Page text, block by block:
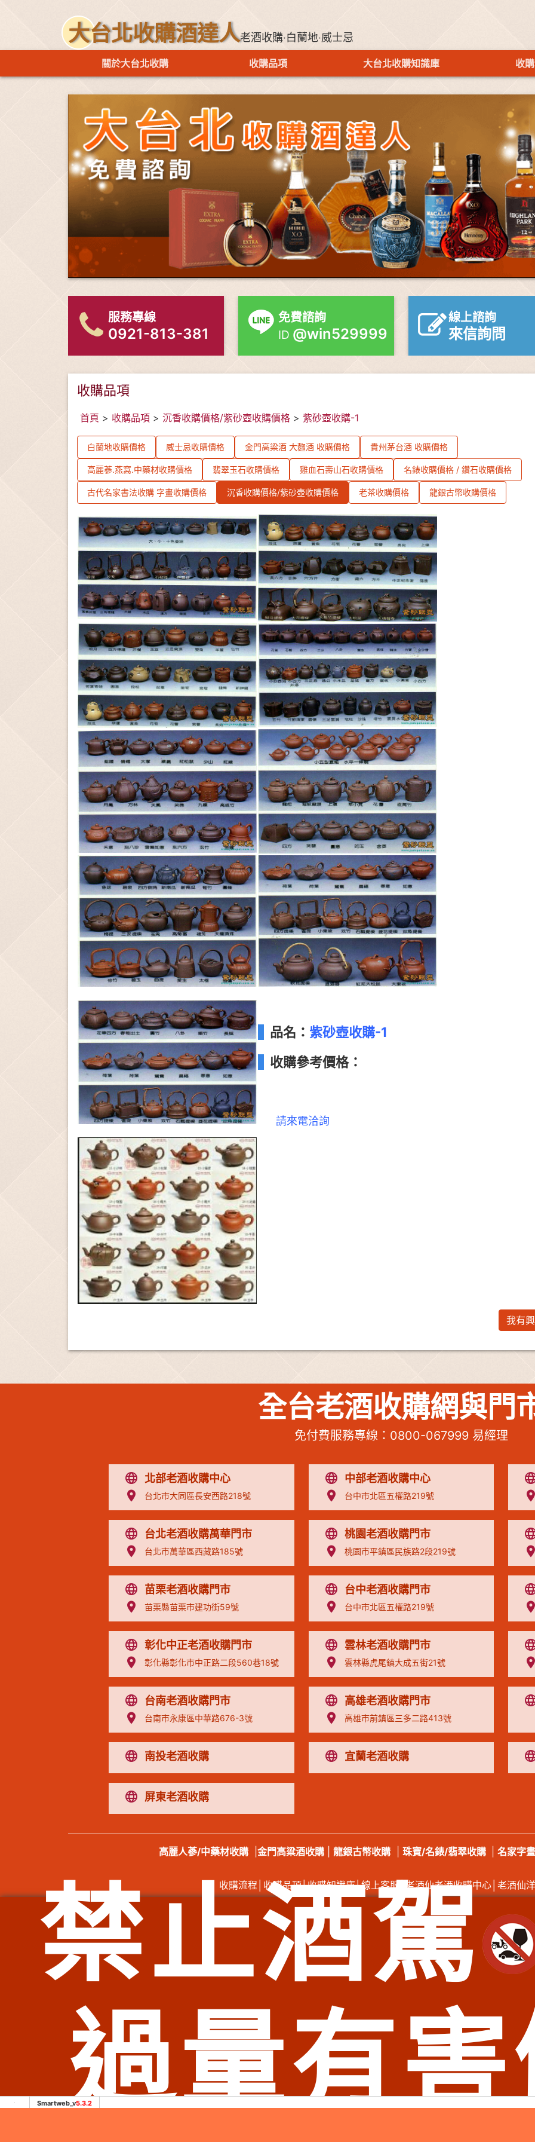
大台北收購酒達人老酒收購‧白蘭地‧威士忌
關於大台北收購 收購品項 大台北收購知識庫 收
服務專線
0921-813-381
免費諮詢
ID @win529999
線上諮詢
來信詢問
收購品項
首頁 > 收購品項 > 沉香收購價格/紫砂壺收購價格 > 紫砂壺收購-1
白蘭地收購價格 威士忌收購價格 金門高粱酒 大麴酒 收購價格 貴州茅台酒 收購價格
高麗蔘.燕窩.中藥材收購價格 翡翠玉石收購價格 雞血石壽山石收購價格 名錶收購價格 / 鑽石收購價格
古代名家書法收購 字畫收購價格 沉香收購價格/紫砂壺收購價格 老茶收購價格 龍銀古幣收購價格
品名： 紫砂壺收購-1
收購參考價格：
請來電洽詢
我有
全台老酒收購網與門
免付費服務專線： 0800-067999 易經理
北部老酒收購中心
台北市大同區長安西路218號
中部老酒收購中心
台中市北區五權路219號
台北老酒收購萬華門市
台北市萬華區西藏路185號
桃園老酒收購門市
桃園市平鎮區民族路2段219號
苗栗老酒收購門市
苗栗縣苗栗市建功街59號
台中老酒收購門市
台中市北區五權路219號
彰化中正老酒收購門市
彰化縣彰化市中正路二段560巷18號
雲林老酒收購門市
雲林縣虎尾鎮大成五街21號
台南老酒收購門市
台南市永康區中華路676-3號
高雄老酒收購門市
高雄市前鎮區三多二路413號
南投老酒收購 宜蘭老酒收購
屏東老酒收購
高麗人蔘/中藥材收購 金門高粱酒收購 龍銀古幣收購 珠寶/名錶/翡翠收購 名家字
收購流程 收購品項│收購知識庫│線上客服 老酒仙老酒收購中心 老酒仙
收購專線：
0921-813-381 / 門市電話：(02) 2597-0909
總店：台北市大同區長安西路218號│台北萬華店：台北市萬華區西藏
服務範圍：臺北市北投區老酒收購、臺北市士林區老酒收購、臺北市內湖區老酒收購、臺北市南港區老酒收購、臺北市大同區老酒收購、臺北市
購、臺北市信義區老酒收購、臺北市中山區老酒收購、臺北市松山區老酒收購、新北市萬里區老酒收購、新北市金山區老酒收購、新北市板橋區
市石碇區老酒收購、新北市瑞芳區老酒收購、新北市雙溪區老酒收購、新北市平溪區老酒收購、新北市貢寮區老酒收購、新北市新店區老酒收購
市信義區老酒收購、基隆市中正區老酒收購、基隆市中山區老酒收購、基隆市安樂區老酒收購、基隆市七堵區老
禁止酒駕
過量有
Smartweb_v5.3.2